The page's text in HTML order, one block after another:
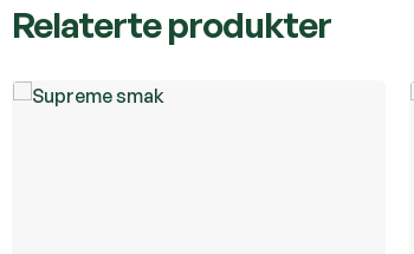
Relaterte produkter